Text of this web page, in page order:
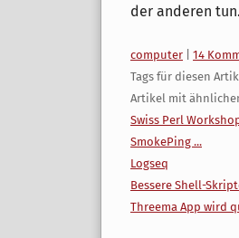
der anderen tun.
Kategorien:
computer
14
Tags für diesen
Artikel mit
Swiss Perl
SmokePing ...
Logseq
Bessere Shell-
Threema App wird